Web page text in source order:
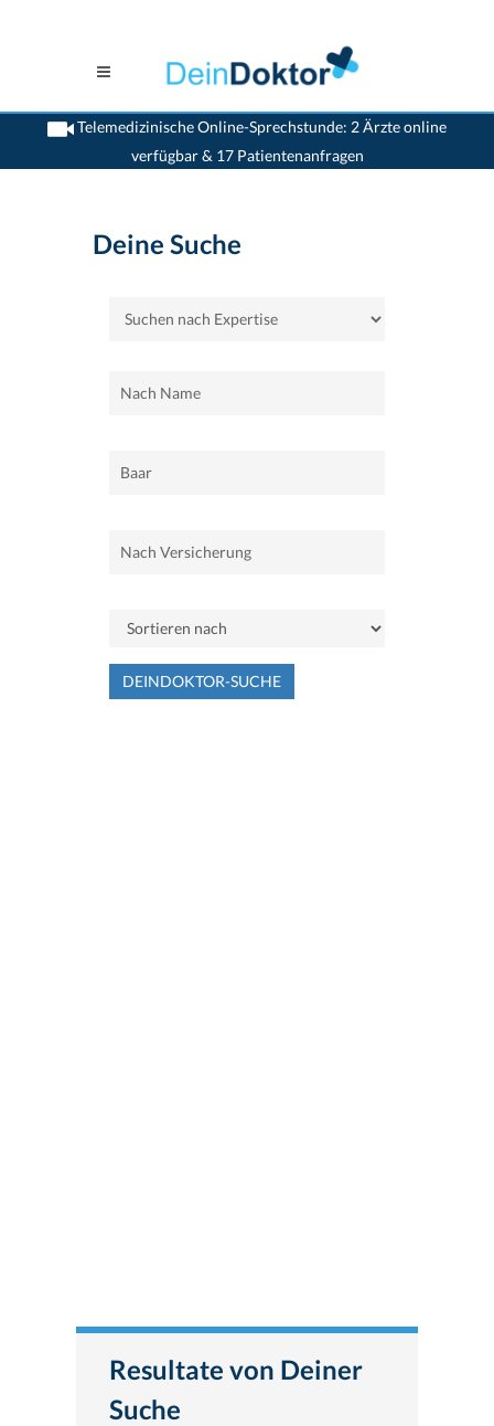
Telemedizinische Online-Sprechstunde: 2 Ärzte online
verfügbar & 17 Patientenanfragen
>Home>Baar
Deine Suche
DEINDOKTOR-SUCHE
Resultate von Deiner
Suche